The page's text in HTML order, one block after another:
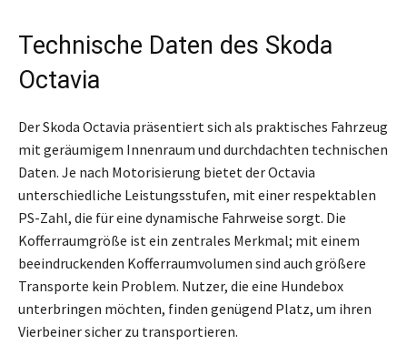
Technische Daten des Skoda
Octavia
Der Skoda Octavia präsentiert sich als praktisches Fahrzeug
mit geräumigem Innenraum und durchdachten technischen
Daten. Je nach Motorisierung bietet der Octavia
unterschiedliche Leistungsstufen, mit einer respektablen
PS-Zahl, die für eine dynamische Fahrweise sorgt. Die
Kofferraumgröße ist ein zentrales Merkmal; mit einem
beeindruckenden Kofferraumvolumen sind auch größere
Transporte kein Problem. Nutzer, die eine Hundebox
unterbringen möchten, finden genügend Platz, um ihren
Vierbeiner sicher zu transportieren.